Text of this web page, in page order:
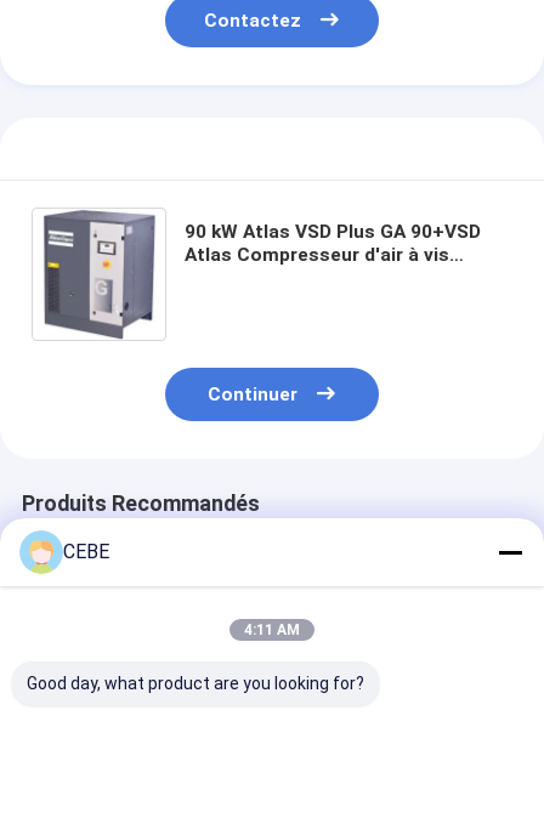
Contactez
90 kW Atlas VSD Plus GA 90+VSD
Atlas Compresseur d'air à vis
Continuer
Produits Recommandés
CEBE
4:11 AM
Good day, what product are you looking for?